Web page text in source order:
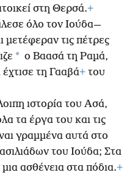
στη Θερσά.+
όλο τον Ιούδα—
τις πέτρες
* ο Βαασά τη Ραμά,
τη Γααβά+ του
ιστορία του Ασά,
τα έργα του και τις
γραμμένα αυτά στο
του Ιούδα; Στα
ασθένεια στα πόδια.+